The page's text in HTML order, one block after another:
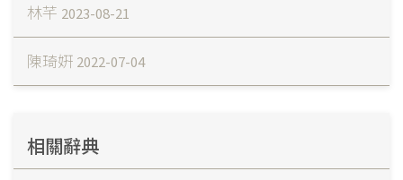
林芊 2023-08-21
陳琦姸 2022-07-04
相關辭典